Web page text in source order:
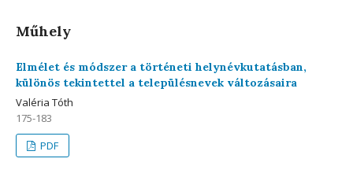
Műhely
Elmélet és módszer a történeti helynévkutatásban,
különös tekintettel a településnevek változásaira
Valéria Tóth
175-183
PDF